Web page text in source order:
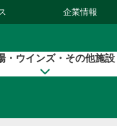
企業情報
・ウインズ・その他施設